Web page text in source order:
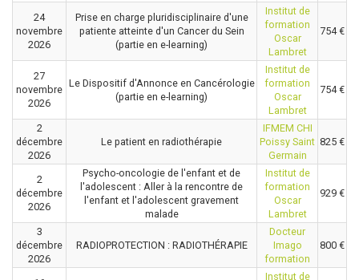
24
novembre
2026
Prise en charge pluridisciplinaire d'une
patiente atteinte d'un Cancer du Sein
(partie en e-learning)
Institut de
formation
Oscar
Lambret
754 €
27
novembre
2026
Le Dispositif d'Annonce en Cancérologie
(partie en e-learning)
Institut de
formation
Oscar
Lambret
754 €
2
décembre
2026
Le patient en radiothérapie
IFMEM CHI
Poissy Saint
Germain
825 €
2
décembre
2026
Psycho-oncologie de l'enfant et de
l'adolescent : Aller à la rencontre de
l'enfant et l'adolescent gravement
malade
Institut de
formation
Oscar
Lambret
929 €
3
décembre
2026
RADIOPROTECTION : RADIOTHÉRAPIE
Docteur
Imago
formation
800 €
Institut de